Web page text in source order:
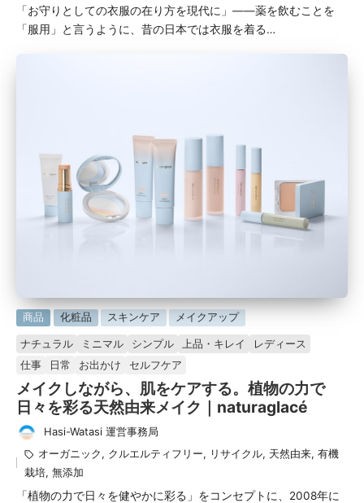
「お守りとしての衣服の在り方を現代に」——薬を飲むことを
「服用」と言うように、昔の日本では衣服を着る…
に
載
済
み
商品 化粧品 スキンケア メイクアップ
ナチュラル ミニマル シンプル 上品・キレイ
レディース
仕事
日常 お出かけ セルフケア
メイクしながら、肌をケアする。植物の力で
日々を彩る天然由来メイク｜naturaglacé
投
稿
者
Hasi-Watasi 運営事務局
タ
グ：
オーガニック, クルエルティフリー, リサイクル, 天然由来,有機
栽培, 無添加
「植物の力で日々を健やかに彩る」をコンセプトに、2008年に